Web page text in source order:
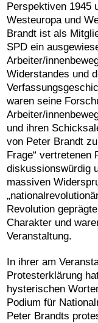
Perspektiven 1945
Westeuropa und
Brandt ist als
SPD ein
Arbeiter/
Widerstandes und
waren seine
Arbeiter/
und ihren
von Peter Brandt
Frage“ vertretenen
diskussionswürdig
massiven
Revolution
Charakter und
Veranstaltung.
In ihrer am
Protesterklärung
hysterischen
Podium für
Peter Brandts